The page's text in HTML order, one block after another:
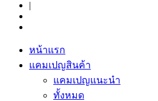
|
หน้าแรก
แคมเปญสินค้า
แคมเปญแนะนำ
ทั้งหมด